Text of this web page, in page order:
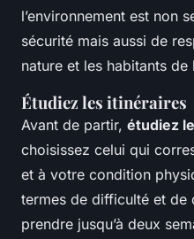
l’environnement est non
sécurité mais aussi de
nature et les habitants de
Étudiez les itinéraires
Avant de partir, étudiez
choisissez celui qui
et à votre condition
termes de difficulté et de
prendre jusqu’à deux